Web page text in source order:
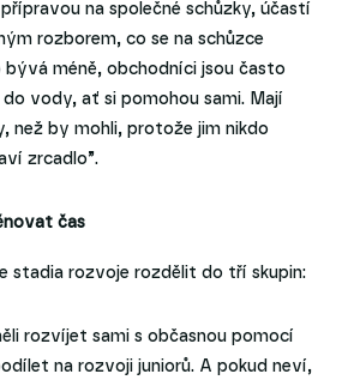
na společné schůzky, účastí
rozborem, co se na schůzce
bývá méně, obchodníci jsou často
vody, ať si pomohou sami. Mají
než by mohli, protože jim nikdo
zrcadlo”.
čas
stadia rozvoje rozdělit do tří skupin:
rozvíjet sami s občasnou pomocí
na rozvoji juniorů. A pokud neví,